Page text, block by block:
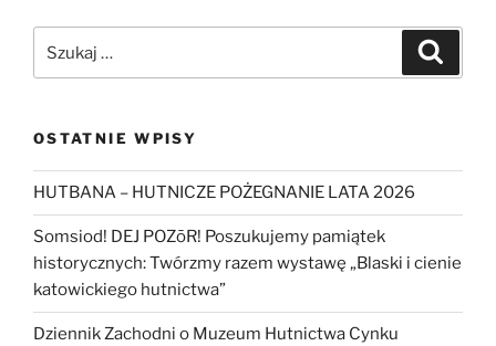
OSTATNIE WPISY
HUTBANA – HUTNICZE POŻEGNANIE LATA 2026
Somsiod! DEJ POZōR! Poszukujemy pamiątek
historycznych: Twórzmy razem wystawę „Blaski i cienie
katowickiego hutnictwa”
Dziennik Zachodni o Muzeum Hutnictwa Cynku